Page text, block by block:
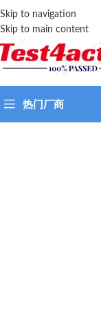
Skip to navigation
Skip to main content
热门厂商